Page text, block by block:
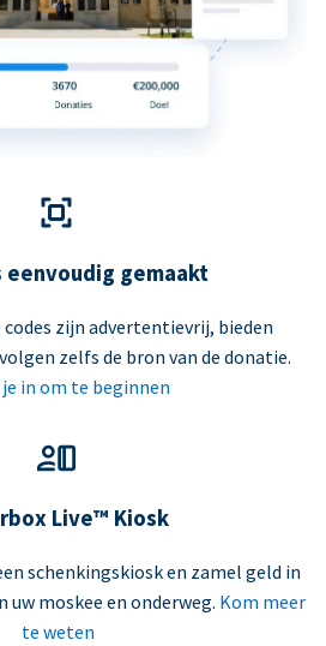
eenvoudig gemaakt
codes zijn advertentievrij, bieden
zelfs de bron van de donatie.
in om te beginnen
Live™ Kiosk
schenkingskiosk en zamel geld in
moskee en onderweg. Kom meer
te weten